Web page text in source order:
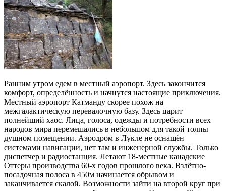
Ранним утром едем в местный аэропорт. Здесь закончится
комфорт, определённость и начнутся настоящие приключения.
Местный аэропорт Катманду скорее похож на
межгалактическую перевалочную базу. Здесь царит
полнейший хаос. Лица, голоса, одежды и потребности всех
народов мира перемешались в небольшом для такой толпы
душном помещении. Аэродром в Лукле не оснащён
системами навигации, нет там и инженерной службы. Только
диспетчер и радиостанция. Летают 18-местные канадские
Оттеры производства 60-х годов прошлого века. Взлётно-
посадочная полоса в 450м начинается обрывом и
заканчивается скалой. Возможности зайти на второй круг при